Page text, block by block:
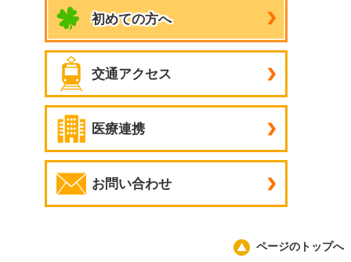
初めての方へ
交通アクセス
医療連携
お問い合わせ
ページのトップへ